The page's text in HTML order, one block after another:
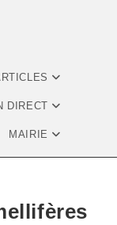
DIRECT
MAIRIE